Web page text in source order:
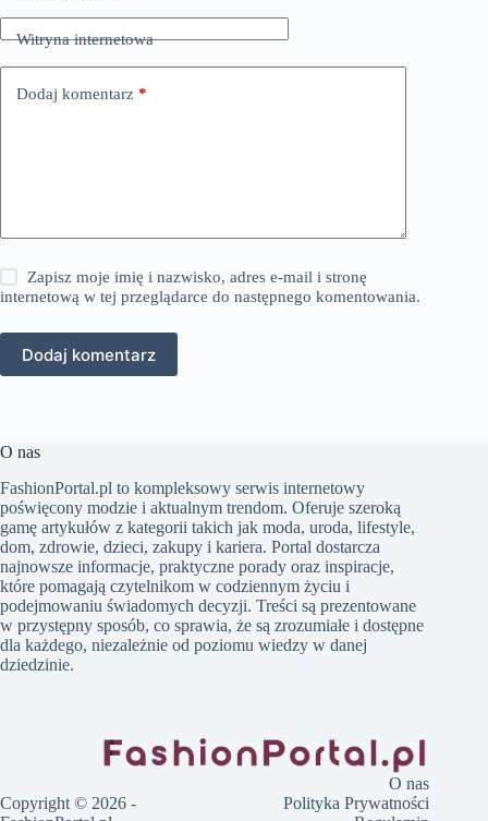
Witryna internetowa
Dodaj komentarz *
Zapisz moje imię i nazwisko, adres e-mail i stronę
internetową w tej przeglądarce do następnego komentowania.
Dodaj komentarz
O nas
FashionPortal.pl to kompleksowy serwis internetowy
poświęcony modzie i aktualnym trendom. Oferuje szeroką
gamę artykułów z kategorii takich jak moda, uroda, lifestyle,
dom, zdrowie, dzieci, zakupy i kariera. Portal dostarcza
najnowsze informacje, praktyczne porady oraz inspiracje,
które pomagają czytelnikom w codziennym życiu i
podejmowaniu świadomych decyzji. Treści są prezentowane
w przystępny sposób, co sprawia, że są zrozumiałe i dostępne
dla każdego, niezależnie od poziomu wiedzy w danej
dziedzinie.
Copyright © 2026 -
O nas
Polityka Prywatności